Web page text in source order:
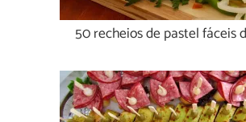
50 recheios de pastel fáceis